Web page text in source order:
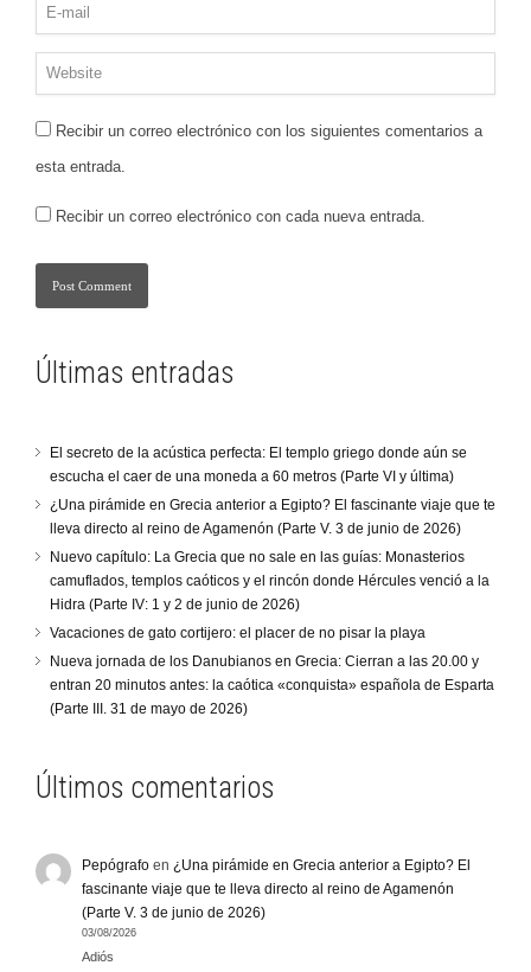
Recibir un correo electrónico con los siguientes comentarios a
esta entrada.
Recibir un correo electrónico con cada nueva entrada.
Últimas entradas
El secreto de la acústica perfecta: El templo griego donde aún se
escucha el caer de una moneda a 60 metros (Parte VI y última)
¿Una pirámide en Grecia anterior a Egipto? El fascinante viaje que te
lleva directo al reino de Agamenón (Parte V. 3 de junio de 2026)
Nuevo capítulo: La Grecia que no sale en las guías: Monasterios
camuflados, templos caóticos y el rincón donde Hércules venció a la
Hidra (Parte IV: 1 y 2 de junio de 2026)
Vacaciones de gato cortijero: el placer de no pisar la playa
Nueva jornada de los Danubianos en Grecia: Cierran a las 20.00 y
entran 20 minutos antes: la caótica «conquista» española de Esparta
(Parte III. 31 de mayo de 2026)
Últimos comentarios
Pepógrafo en ¿Una pirámide en Grecia anterior a Egipto? El
fascinante viaje que te lleva directo al reino de Agamenón
(Parte V. 3 de junio de 2026)
03/08/2026
Adiós